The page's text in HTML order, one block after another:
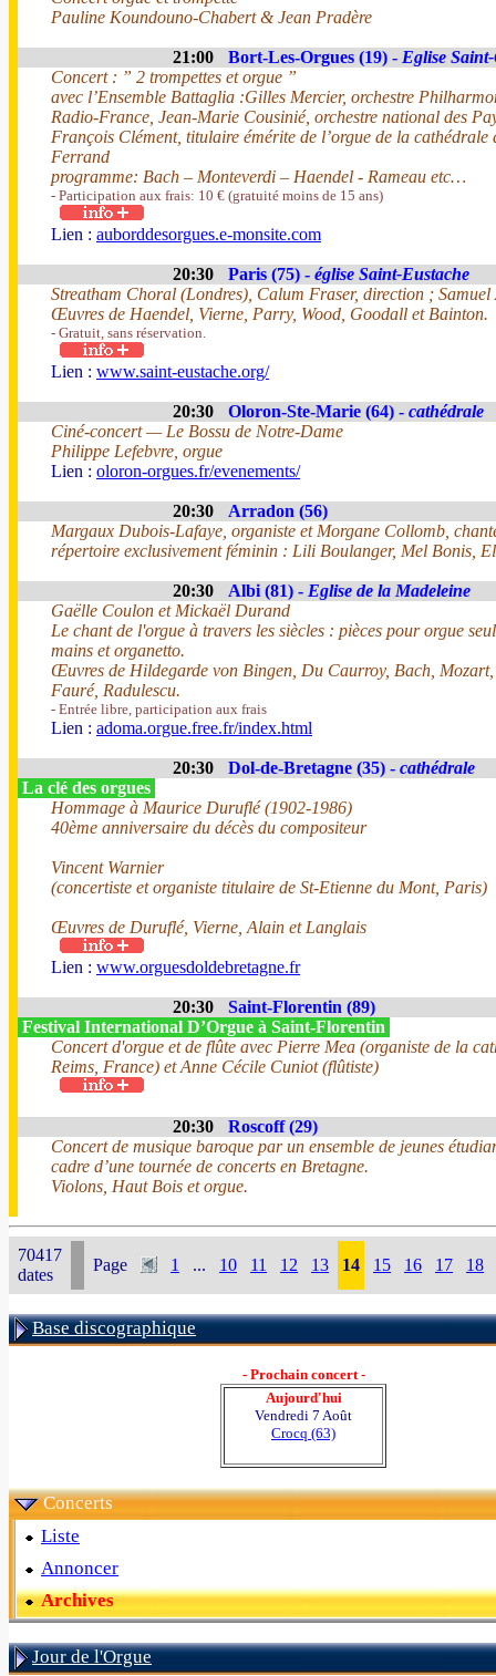
Pauline Koundouno-Chabert & Jean Pradère
21:00 Bort-Les-Orgues (19) - Eglise
Concert : ” 2 trompettes et orgue ”
avec l’Ensemble Battaglia :Gilles Mercier, orchestre
Radio-France, Jean-Marie Cousinié, orchestre national des
François Clément, titulaire émérite de l’orgue de la cathédrale
Ferrand
programme: Bach – Monteverdi – Haendel - Rameau etc…
- Participation aux frais: 10 € (gratuité moins de 15 ans)
Lien : auborddesorgues.e-monsite.com
20:30 Paris (75) - église Saint-Eustache
Streatham Choral (Londres), Calum Fraser, direction ;
Œuvres de Haendel, Vierne, Parry, Wood, Goodall et Bainton.
- Gratuit, sans réservation.
Lien : www.saint-eustache.org/
20:30 Oloron-Ste-Marie (64) - cathédrale
Ciné-concert — Le Bossu de Notre-Dame
Philippe Lefebvre, orgue
Lien : oloron-orgues.fr/evenements/
20:30
Arradon (56)
Margaux Dubois-Lafaye, organiste et Morgane Collomb,
répertoire exclusivement féminin : Lili Boulanger, Mel Bonis,
20:30 Albi (81) - Eglise de la Madeleine
Gaëlle Coulon et Mickaël Durand
Le chant de l'orgue à travers les siècles : pièces pour orgue
mains et organetto.
Œuvres de Hildegarde von Bingen, Du Caurroy, Bach, Mozart,
Fauré, Radulescu.
- Entrée libre, participation aux frais
Lien : adoma.orgue.free.fr/index.html
20:30 Dol-de-Bretagne (35) - cathédrale
La clé des orgues
Hommage à Maurice Duruflé (1902-1986)
40ème anniversaire du décès du compositeur
Vincent Warnier
(concertiste et organiste titulaire de St-Etienne du Mont, Paris)
Œuvres de Duruflé, Vierne, Alain et Langlais
Lien : www.orguesdoldebretagne.fr
20:30
Saint-Florentin (89)
Festival International D’Orgue à Saint-Florentin
Concert d'orgue et de flûte avec Pierre Mea (organiste de la
Reims, France) et Anne Cécile Cuniot (flûtiste)
20:30
Roscoff (29)
Concert de musique baroque par un ensemble de jeunes
cadre d’une tournée de concerts en Bretagne.
Violons, Haut Bois et orgue.
70417
dates
Page 1 ... 10 11 12 13 14 15 16 17 18
Base discographique
- Prochain concert -
Aujourd'hui
Vendredi 7 Août
Crocq (63)
Concerts
Liste
Annoncer
Archives
Jour de l'Orgue